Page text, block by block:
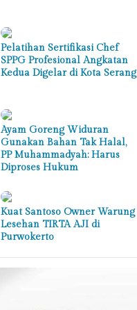
Pelatihan Sertifikasi Chef
SPPG Profesional Angkatan
Kedua Digelar di Kota Serang
Ayam Goreng Widuran
Gunakan Bahan Tak Halal,
PP Muhammadyah: Harus
Diproses Hukum
Kuat Santoso Owner Warung
Lesehan TIRTA AJI di
Purwokerto